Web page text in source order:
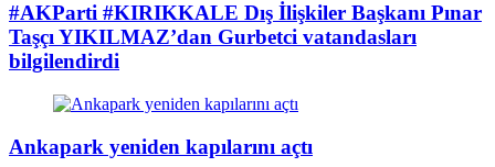
#AKParti #KIRIKKALE Dış İlişkiler Başkanı Pınar
Taşçı YIKILMAZ’dan Gurbetci vatandasları
bilgilendirdi
Ankapark yeniden kapılarını açtı